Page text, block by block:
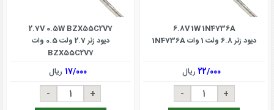
6.8V 1W 1N4736A
دیود زنر 6.8 ولت 1 وات 1N4736A
22/000ریال
2.7V 0.5W BZX55C2V7
دیود زنر 2.7 ولت 0.5 وات
BZX55C2V7
17/000 ریال